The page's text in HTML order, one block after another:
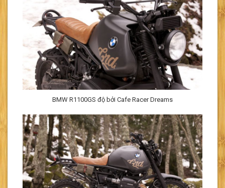
BMW R1100GS độ bởi Cafe Racer Dreams